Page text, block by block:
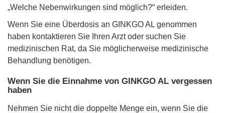
„Welche Nebenwirkungen sind möglich?“ erleiden.
Wenn Sie eine Überdosis an GINKGO AL genommen
haben kontaktieren Sie Ihren Arzt oder suchen Sie
medizinischen Rat, da Sie möglicherweise medizinische
Behandlung benötigen.
Wenn Sie die Einnahme von GINKGO AL vergessen
haben
Nehmen Sie nicht die doppelte Menge ein, wenn Sie die